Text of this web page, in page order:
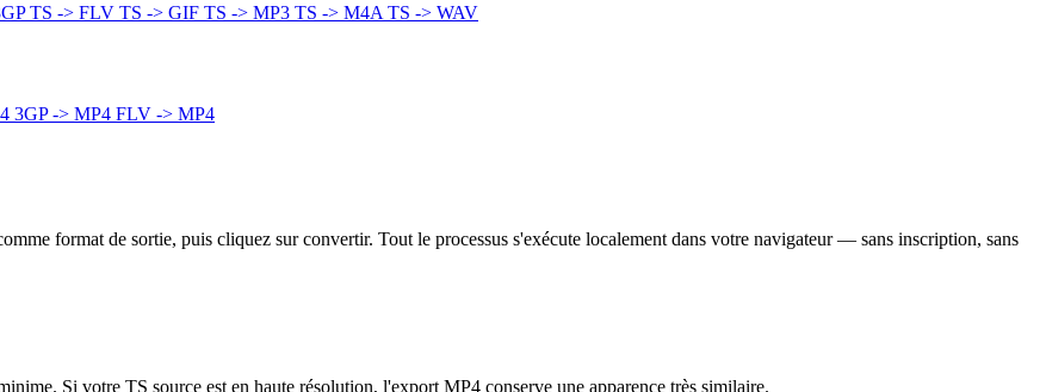
TS -> FLV TS -> GIF TS -> MP3 TS -> M4A TS -> WAV
3GP -> MP4 FLV -> MP4
format de sortie, puis cliquez sur convertir. Tout le processus s'exécute localement dans votre navigateur — sans inscription, sans
Si votre TS source est en haute résolution, l'export MP4 conserve une apparence très similaire.